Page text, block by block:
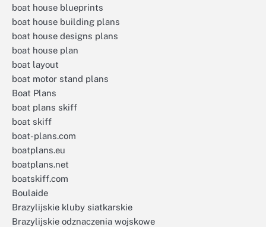
boat house blueprints
boat house building plans
boat house designs plans
boat house plan
boat layout
boat motor stand plans
Boat Plans
boat plans skiff
boat skiff
boat-plans.com
boatplans.eu
boatplans.net
boatskiff.com
Boulaide
Brazylijskie kluby siatkarskie
Brazylijskie odznaczenia wojskowe